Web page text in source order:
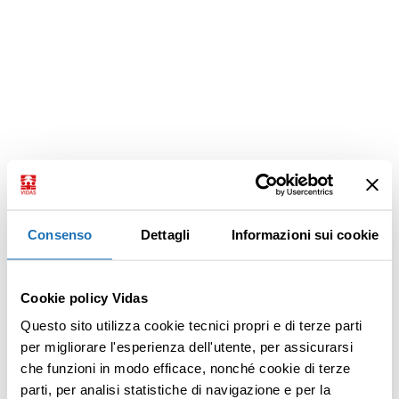
Consenso Dettagli Informazioni sui cookie
Cookie policy Vidas
Questo sito utilizza cookie tecnici propri e di terze parti
per migliorare l'esperienza dell'utente, per assicurarsi
che funzioni in modo efficace, nonché cookie di terze
parti, per analisi statistiche di navigazione e per la